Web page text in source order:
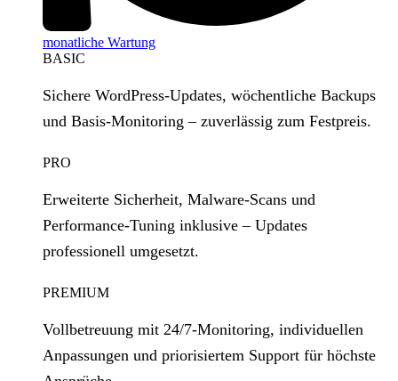
monatliche Wartung
BASIC
Sichere WordPress‑Updates, wöchentliche Backups
und Basis‑Monitoring – zuverlässig zum Festpreis.
PRO
Erweiterte Sicherheit, Malware‑Scans und
Performance‑Tuning inklusive – Updates
professionell umgesetzt.
PREMIUM
Vollbetreuung mit 24/7‑Monitoring, individuellen
Anpassungen und priorisiertem Support für höchste